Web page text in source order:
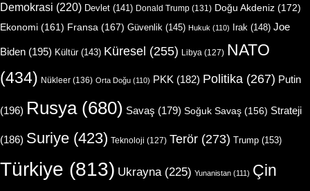
Demokrasi (220) Devlet (141) Donald Trump (131) Doğu Akdeniz (172)
Ekonomi (161) Fransa (167) Güvenlik (145) Hukuk (110) Irak (148) Joe
Biden (195) Kültür(143) Küresel (255) Libya (127) NATO
(434) Nükleer (136) Orta Doğu (110) PKK (182) Politika (267) Putin
(196) Rusya(680) Savaş (179) Soğuk Savaş (156) Strateji
(186) Suriye (423) Teknoloji (127) Terör (273) Trump (153)
Türkiye (813) Ukrayna(225) Yunanistan (111) Çin